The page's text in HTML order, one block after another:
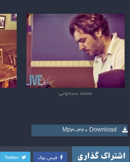
محمد سیحونی
Mp3-320 Download
اشتراک گذاری فیس بوک Twitter